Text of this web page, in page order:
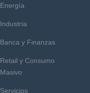
Energía
Industria
Banca y Finanzas
Retail y Consumo
Masivo
Servicios